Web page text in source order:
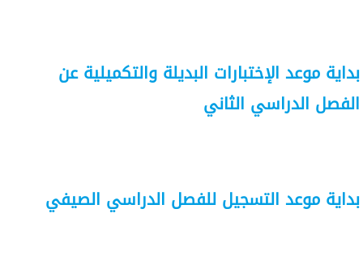
بداية موعد الإختبارات البديلة والتكميلية عن
الفصل الدراسي الثاني
بداية موعد التسجيل للفصل الدراسي الصيفي